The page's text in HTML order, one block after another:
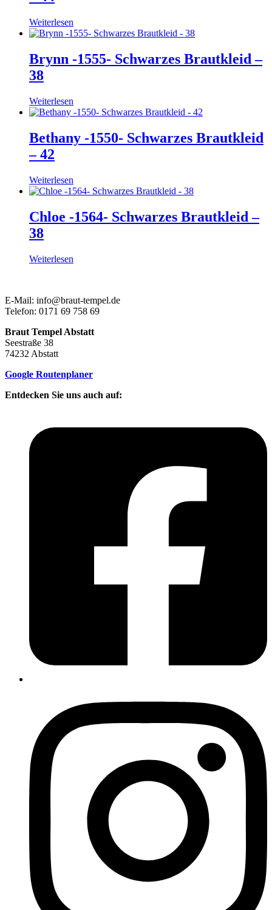
Weiterlesen
Brynn -1555- Schwarzes Brautkleid –
38
Weiterlesen
Bethany -1550- Schwarzes Brautkleid
– 42
Weiterlesen
Chloe -1564- Schwarzes Brautkleid –
38
Weiterlesen
E-Mail: info@braut-tempel.de
Telefon: 0171 69 758 69
Braut Tempel Abstatt
Seestraße 38
74232 Abstatt
Google Routenplaner
Entdecken Sie uns auch auf: